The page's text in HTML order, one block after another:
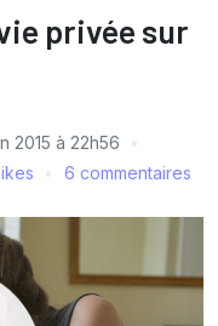
privée sur
2015 à 22h56
6 commentaires